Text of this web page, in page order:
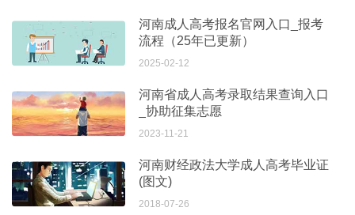
河南成人高考报名官网入口_报考
流程（25年已更新）
2025-02-12
河南省成人高考录取结果查询入口
_协助征集志愿
2023-11-21
河南财经政法大学成人高考毕业证
(图文)
2018-07-26